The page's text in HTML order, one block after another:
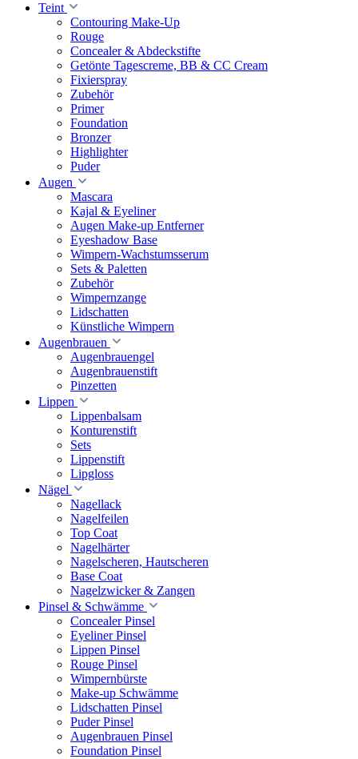
Teint
Contouring Make-Up
Rouge
Concealer & Abdeckstifte
Getönte Tagescreme, BB & CC Cream
Fixierspray
Zubehör
Primer
Foundation
Bronzer
Highlighter
Puder
Augen
Mascara
Kajal & Eyeliner
Augen Make-up Entferner
Eyeshadow Base
Wimpern-Wachstumsserum
Sets & Paletten
Zubehör
Wimpernzange
Lidschatten
Künstliche Wimpern
Augenbrauen
Augenbrauengel
Augenbrauenstift
Pinzetten
Lippen
Lippenbalsam
Konturenstift
Sets
Lippenstift
Lipgloss
Nägel
Nagellack
Nagelfeilen
Top Coat
Nagelhärter
Nagelscheren, Hautscheren
Base Coat
Nagelzwicker & Zangen
Pinsel & Schwämme
Concealer Pinsel
Eyeliner Pinsel
Lippen Pinsel
Rouge Pinsel
Wimpernbürste
Make-up Schwämme
Lidschatten Pinsel
Puder Pinsel
Augenbrauen Pinsel
Foundation Pinsel